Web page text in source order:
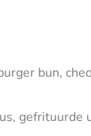
bun,
gefrituurde